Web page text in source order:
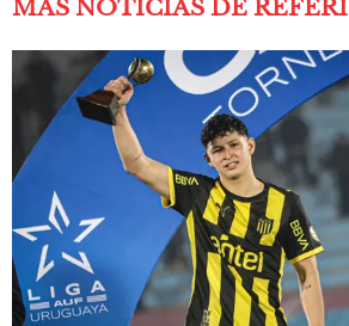
MÁS NOTICIAS DE REFERÍ